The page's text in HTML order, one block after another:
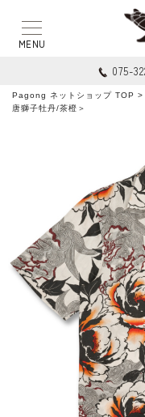
075-
Pagong ネットショップ TOP >
唐獅子牡丹/茶橙＞